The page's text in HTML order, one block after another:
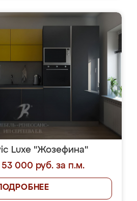
Luxe "Жозефина"
53 000 руб. за п.м.